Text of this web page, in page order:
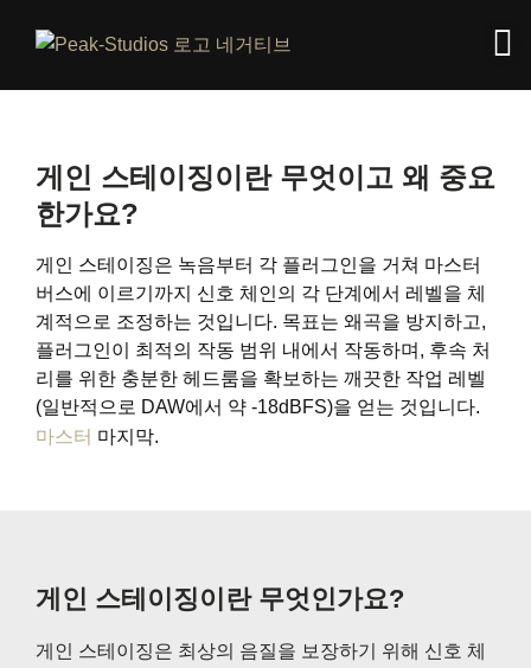
게인 스테이징이란 무엇이고 왜 중요
한가요?
게인 스테이징은 녹음부터 각 플러그인을 거쳐 마스터
버스에 이르기까지 신호 체인의 각 단계에서 레벨을 체
계적으로 조정하는 것입니다. 목표는 왜곡을 방지하고,
플러그인이 최적의 작동 범위 내에서 작동하며, 후속 처
리를 위한 충분한 헤드룸을 확보하는 깨끗한 작업 레벨
(일반적으로 DAW에서 약 -18dBFS)을 얻는 것입니다.
마스터 마지막.
게인 스테이징이란 무엇인가요?
게인 스테이징은 최상의 음질을 보장하기 위해 신호 체